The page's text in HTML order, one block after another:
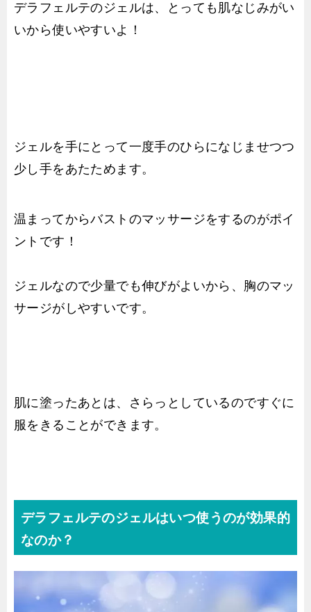
デラフェルテのジェルは、とっても肌なじみがい
いから使いやすいよ！
ジェルを手にとって一度手のひらになじませつつ
少し手をあたためます。
温まってからバストのマッサージをするのがポイ
ントです！
ジェルなので少量でも伸びがよいから、胸のマッ
サージがしやすいです。
肌に塗ったあとは、さらっとしているのですぐに
服をきることができます。
デラフェルテのジェルはいつ使うのが効果的
なのか？